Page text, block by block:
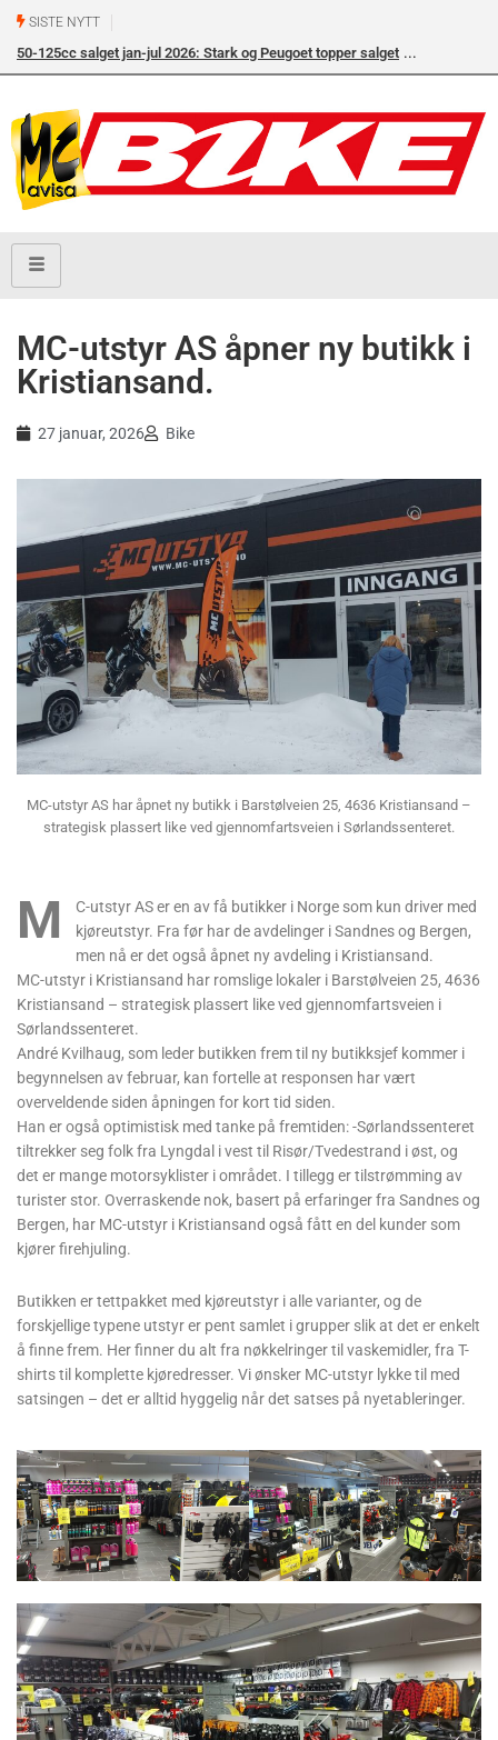
SISTE NYTT
50-125cc salget jan-jul 2026: Stark og Peugoet topper salget
MC-utstyr AS åpner ny butikk i
Kristiansand.
27 januar, 2026 Bike
MC-utstyr AS har åpnet ny butikk i Barstølveien 25, 4636 Kristiansand –
strategisk plassert like ved gjennomfartsveien i Sørlandssenteret.
M
C-utstyr AS er en av få butikker i Norge som kun driver med
kjøreutstyr. Fra før har de avdelinger i Sandnes og Bergen,
men nå er det også åpnet ny avdeling i Kristiansand.
MC-utstyr i Kristiansand har romslige lokaler i Barstølveien 25, 4636
Kristiansand – strategisk plassert like ved gjennomfartsveien i
Sørlandssenteret.
André Kvilhaug, som leder butikken frem til ny butikksjef kommer i
begynnelsen av februar, kan fortelle at responsen har vært
overveldende siden åpningen for kort tid siden.
Han er også optimistisk med tanke på fremtiden: -Sørlandssenteret
tiltrekker seg folk fra Lyngdal i vest til Risør/Tvedestrand i øst, og
det er mange motorsyklister i området. I tillegg er tilstrømming av
turister stor. Overraskende nok, basert på erfaringer fra Sandnes og
Bergen, har MC-utstyr i Kristiansand også fått en del kunder som
kjører firehjuling.
Butikken er tettpakket med kjøreutstyr i alle varianter, og de
forskjellige typene utstyr er pent samlet i grupper slik at det er enkelt
å finne frem. Her finner du alt fra nøkkelringer til vaskemidler, fra T-
shirts til komplette kjøredresser. Vi ønsker MC-utstyr lykke til med
satsingen – det er alltid hyggelig når det satses på nyetableringer.